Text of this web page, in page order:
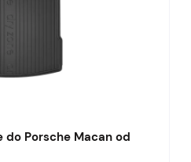
do Porsche Macan od